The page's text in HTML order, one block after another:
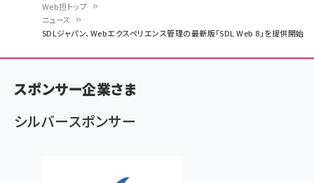
ン
く
ず
Web担トップ
ニュース
SDLジャパン、Webエクスペリエンス管理の最新版「SDL Web 8」を提供開始
スポンサー企業さま
シルバースポンサー